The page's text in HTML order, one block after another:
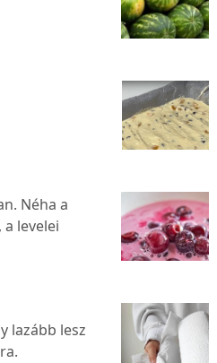
Néha a
levelei
lazább lesz